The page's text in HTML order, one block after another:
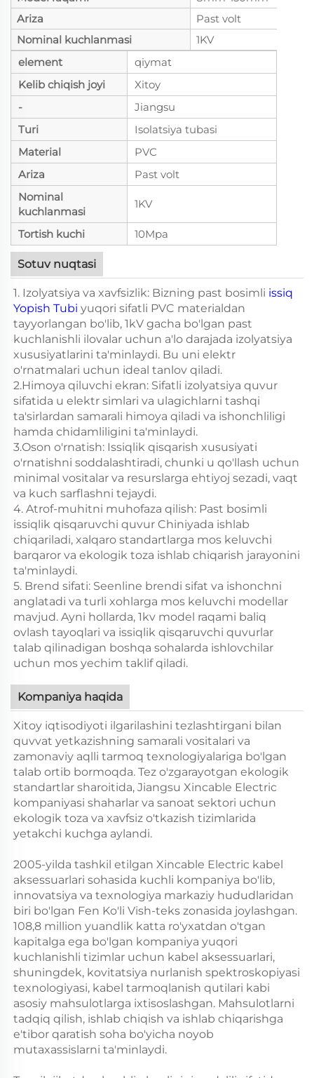
Ariza
Past volt
Nominal kuchlanmasi
1KV
element
qiymat
Kelib chiqish joyi
Xitoy
-
Jiangsu
Turi
Isolatsiya tubasi
Material
PVC
Ariza
Past volt
Nominal
kuchlanmasi
1KV
Tortish kuchi 10Mpa
Sotuv nuqtasi
1. Izolyatsiya va xavfsizlik: Bizning past bosimli issiq
Yopish Tubi yuqori sifatli PVC materialdan
tayyorlangan bo'lib, 1kV gacha bo'lgan past
kuchlanishli ilovalar uchun a'lo darajada izolyatsiya
xususiyatlarini ta'minlaydi. Bu uni elektr
o'rnatmalari uchun ideal tanlov qiladi.
2.Himoya qiluvchi ekran: Sifatli izolyatsiya quvur
sifatida u elektr simlari va ulagichlarni tashqi
ta'sirlardan samarali himoya qiladi va ishonchliligi
hamda chidamliligini ta'minlaydi.
3.Oson o'rnatish: Issiqlik qisqarish xususiyati
o'rnatishni soddalashtiradi, chunki u qo'llash uchun
minimal vositalar va resurslarga ehtiyoj sezadi, vaqt
va kuch sarflashni tejaydi.
4. Atrof-muhitni muhofaza qilish: Past bosimli
issiqlik qisqaruvchi quvur Chiniyada ishlab
chiqariladi, xalqaro standartlarga mos keluvchi
barqaror va ekologik toza ishlab chiqarish jarayonini
ta'minlaydi.
5. Brend sifati: Seenline brendi sifat va ishonchni
anglatadi va turli xohlarga mos keluvchi modellar
mavjud. Ayni hollarda, 1kv model raqami baliq
ovlash tayoqlari va issiqlik qisqaruvchi quvurlar
talab qilinadigan boshqa sohalarda ishlovchilar
uchun mos yechim taklif qiladi.
Kompaniya haqida
Xitoy iqtisodiyoti ilgarilashini tezlashtirgani bilan
quvvat yetkazishning samarali vositalari va
zamonaviy aqlli tarmoq texnologiyalariga bo'lgan
talab ortib bormoqda. Tez o'zgarayotgan ekologik
standartlar sharoitida, Jiangsu Xincable Electric
kompaniyasi shaharlar va sanoat sektori uchun
ekologik toza va xavfsiz o'tkazish tizimlarida
yetakchi kuchga aylandi.
2005-yilda tashkil etilgan Xincable Electric kabel
aksessuarlari sohasida kuchli kompaniya bo'lib,
innovatsiya va texnologiya markaziy hududlaridan
biri bo'lgan Fen Ko'li Vish-teks zonasida joylashgan.
108,8 million yuandlik katta ro'yxatdan o'tgan
kapitalga ega bo'lgan kompaniya yuqori
kuchlanishli tizimlar uchun kabel aksessuarlari,
shuningdek, kovitatsiya nurlanish spektroskopiyasi
texnologiyasi, kabel tarmoqlanish qutilari kabi
asosiy mahsulotlarga ixtisoslashgan. Mahsulotlarni
tadqiq qilish, ishlab chiqish va ishlab chiqarishga
e'tibor qaratish soha bo'yicha noyob
mutaxassislarni ta'minlaydi.